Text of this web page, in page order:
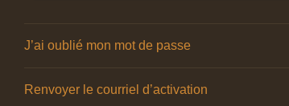
J’ai oublié mon mot de passe
Renvoyer le courriel d’activation